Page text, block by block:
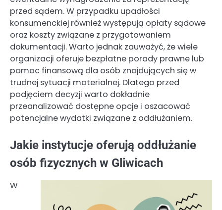
przed sądem. W przypadku upadłości
konsumenckiej również występują opłaty sądowe
oraz koszty związane z przygotowaniem
dokumentacji. Warto jednak zauważyć, że wiele
organizacji oferuje bezpłatne porady prawne lub
pomoc finansową dla osób znajdujących się w
trudnej sytuacji materialnej. Dlatego przed
podjęciem decyzji warto dokładnie
przeanalizować dostępne opcje i oszacować
potencjalne wydatki związane z oddłużaniem.
Jakie instytucje oferują oddłużanie
osób fizycznych w Gliwicach
W